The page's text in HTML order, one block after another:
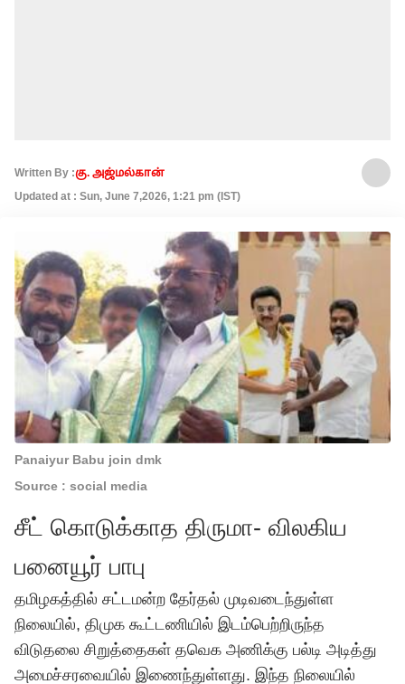
Written By :கு. அஜ்மல்கான்
Updated at : Sun, June 7,2026, 1:21 pm (IST)
Panaiyur Babu join dmk
Source : social media
சீட் கொடுக்காத திருமா- விலகிய
பனையூர் பாபு
தமிழகத்தில் சட்டமன்ற தேர்தல் முடிவடைந்துள்ள
நிலையில், திமுக கூட்டணியில் இடம்பெற்றிருந்த
விடுதலை சிறுத்தைகள் தவெக அணிக்கு பல்டி அடித்து
அமைச்சரவையில் இணைந்துள்ளது. இந்த நிலையில்